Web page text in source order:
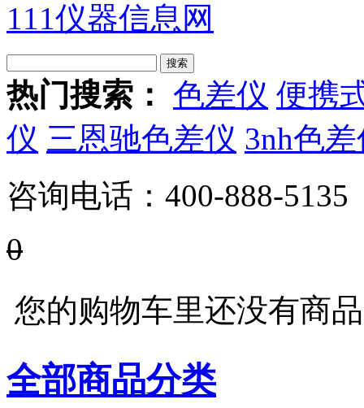
111仪器信息网
热门搜索： 色差仪 便携
仪 三恩驰色差仪 3nh色
咨询电话： 400-888-5135
0
您的购物车里还没有商
全部商品分类